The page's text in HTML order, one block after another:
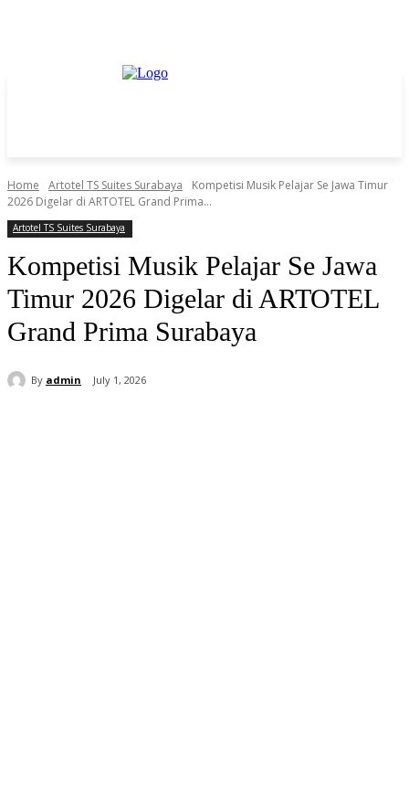
Home Artotel TS Suites Surabaya
Kompetisi Musik Pelajar Se Jawa Timur
2026 Digelar di ARTOTEL Grand Prima...
Artotel TS Suites Surabaya
Kompetisi Musik Pelajar Se Jawa
Timur 2026 Digelar di ARTOTEL
Grand Prima Surabaya
By admin July 1, 2026